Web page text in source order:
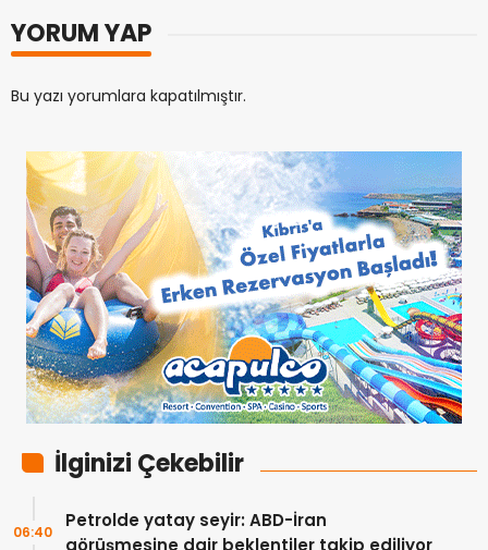
YORUM YAP
Bu yazı yorumlara kapatılmıştır.
İlginizi Çekebilir
Petrolde yatay seyir: ABD-İran
görüşmesine dair beklentiler takip ediliyor
06:40